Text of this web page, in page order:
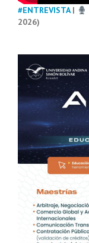
#ENTREVISTA|
2026)